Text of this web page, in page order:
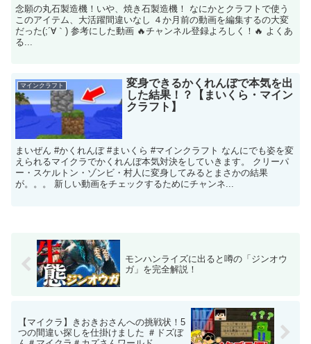
念願の丸石製造機！いや、焼き石製造機！ なにかとクラフトで使う
このアイテム、大活躍間違いなし ４か月前の動画を編集するの大変
だった(;´∀｀) 参考にした動画 🔥チャンネル登録よろしく！🔥 よくあ
る...
マインクラフト
変身できるかくれんぼで本気を出
した結果！？【まいくら・マイン
クラフト】
まいぜん #かくれんぼ #まいくら #マインクラフト なんにでも姿を変
えられるマイクラでかくれんぼ本気対決をしていきます。 クリーパ
ー・スケルトン・ゾンビ・村人に変身してみるとまさかの結果
が。。。 新しい動画をチェックするためにチャンネ...
モンハンライズに出ると噂の「ジンオウ
ガ」を完全解説！
【マイクラ】きおきおさんへの挑戦状！5
つの間違い探しを仕掛けました ＃ドズぼ